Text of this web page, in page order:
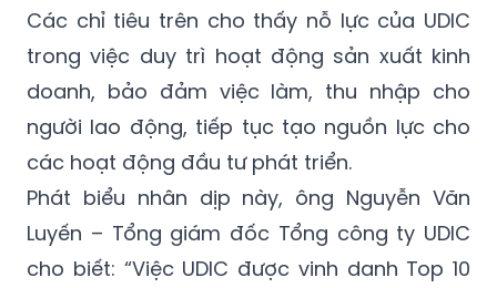
Các chỉ tiêu trên cho thấy nỗ lực của UDIC
trong việc duy trì hoạt động sản xuất kinh
doanh, bảo đảm việc làm, thu nhập cho
người lao động, tiếp tục tạo nguồn lực cho
các hoạt động đầu tư phát triển.
Phát biểu nhân dịp này, ông Nguyễn Văn
Luyến – Tổng giám đốc Tổng công ty UDIC
cho biết: “Việc UDIC được vinh danh Top 10